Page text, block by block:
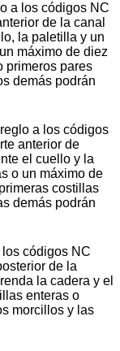
a los códigos NC
de la canal
la paletilla y un
máximo de diez
primeros pares
demás podrán
a los códigos
anterior de
el cuello y la
o un máximo de
costillas
demás podrán
códigos NC
de la
la cadera y el
enteras o
morcillos y las